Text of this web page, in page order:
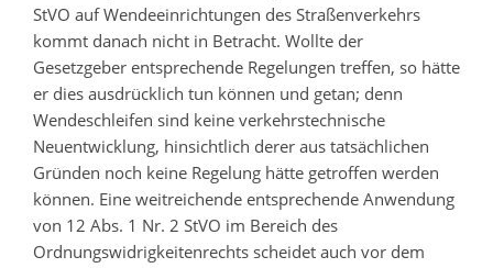
StVO auf Wendeeinrichtungen des Straßenverkehrs
kommt danach nicht in Betracht. Wollte der
Gesetzgeber entsprechende Regelungen treffen, so hätte
er dies ausdrücklich tun können und getan; denn
Wendeschleifen sind keine verkehrstechnische
Neuentwicklung, hinsichtlich derer aus tatsächlichen
Gründen noch keine Regelung hätte getroffen werden
können. Eine weitreichende entsprechende Anwendung
von 12 Abs. 1 Nr. 2 StVO im Bereich des
Ordnungswidrigkeitenrechts scheidet auch vor dem